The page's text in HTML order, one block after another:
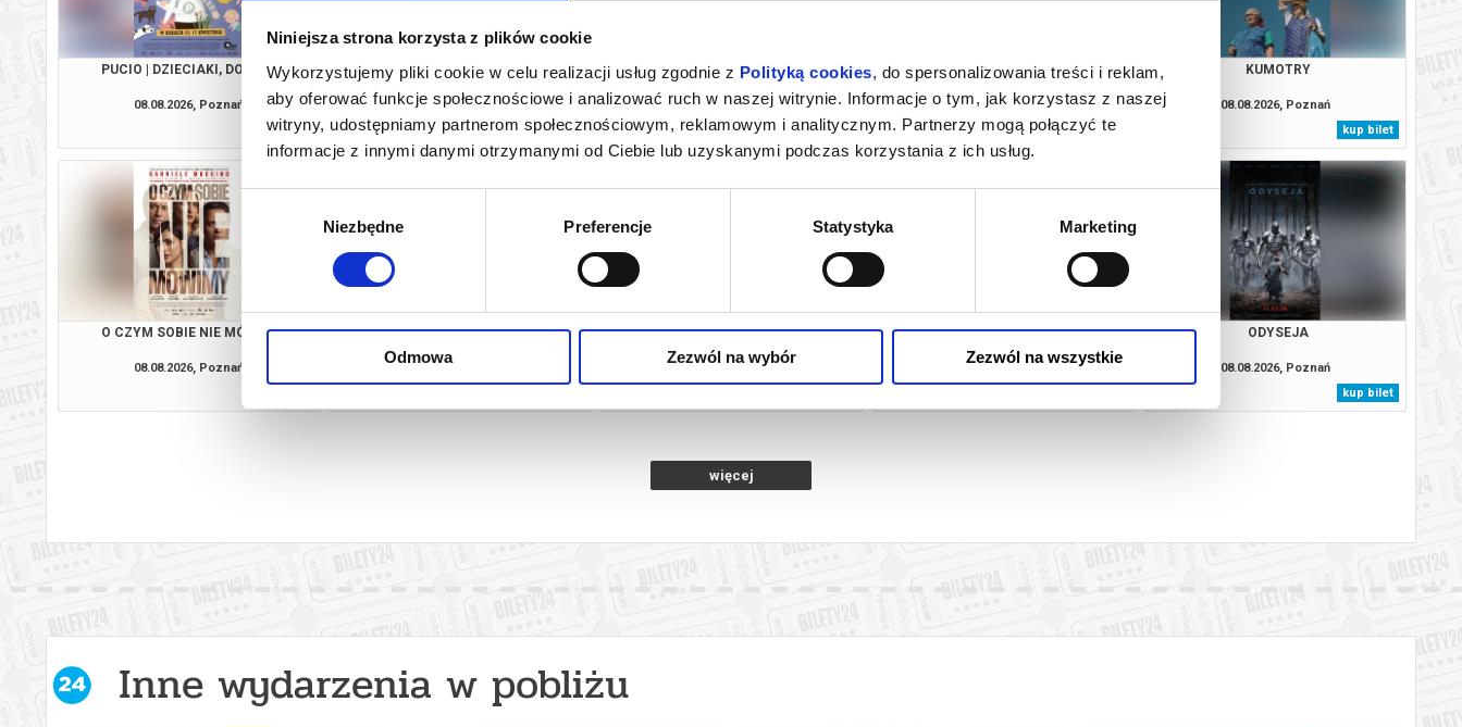
Niniejsza strona korzysta z plików cookie
Wykorzystujemy pliki cookie w celu realizacji usług zgodnie z Polityką cookies, do spersonalizowania treści i reklam,
aby oferować funkcje społecznościowe i analizować ruch w naszej witrynie. Informacje o tym, jak korzystasz z naszej
witryny, udostępniamy partnerom społecznościowym, reklamowym i analitycznym. Partnerzy mogą połączyć te
informacje z innymi danymi otrzymanymi od Ciebie lub uzyskanymi podczas korzystania z ich usług.
Niezbędne Preferencje Statystyka Marketing
Odmowa Zezwól na wybór Zezwól na wszystkie
PUCIO | DZIECIAKI, DO KINA!
08.08.2026, Poznań
kup bilet
CHŁOPIEC NA KRAŃCACH ŚWIATA |
DZIECIAKI, DO KINA!
08.08.2026, Poznań
kup bilet
GÓRA MOCY | DZIECIAKI, DO KINA!
08.08.2026, Poznań
kup bilet
OJCZYZNA
08.08.2026, Poznań
kup bilet
KUMOTRY
08.08.2026, Poznań
kup bilet
O CZYM SOBIE NIE MÓWIMY
08.08.2026, Poznań
OSTATNI KONSJERŻ
08.08.2026, Poznań
PEJZAŻ W KOLORZE SEPII
08.08.2026, Poznań
JEJ PIEKŁO
08.08.2026, Poznań
ODYSEJA
08.08.2026, Poznań
kup bilet
więcej
Inne wydarzenia w pobliżu